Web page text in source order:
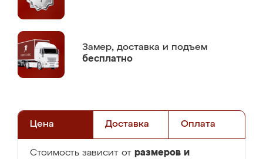
Замер, доставка и подъем
бесплатно
Цена Доставка Оплата
Стоимость зависит от размеров и